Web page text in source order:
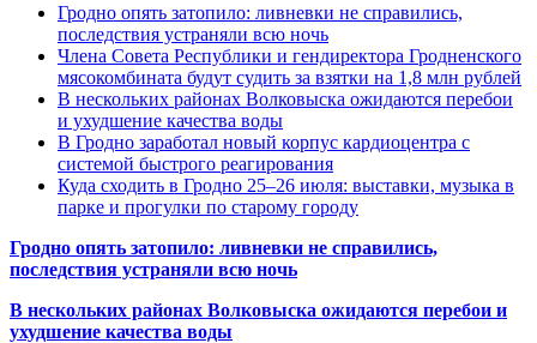
Гродно опять затопило: ливневки не справились,
последствия устраняли всю ночь
Члена Совета Республики и гендиректора Гродненского
мясокомбината будут судить за взятки на 1,8 млн рублей
В нескольких районах Волковыска ожидаются перебои
и ухудшение качества воды
В Гродно заработал новый корпус кардиоцентра с
системой быстрого реагирования
Куда сходить в Гродно 25–26 июля: выставки, музыка в
парке и прогулки по старому городу
Гродно опять затопило: ливневки не справились,
последствия устраняли всю ночь
В нескольких районах Волковыска ожидаются перебои и
ухудшение качества воды